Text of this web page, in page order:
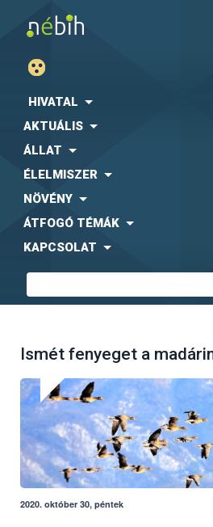
HIVATAL
AKTUÁLIS
ÁLLAT
ÉLELMISZER
NÖVÉNY
ÁTFOGÓ TÉMÁK
KAPCSOLAT
Ismét fenyeget a
2020. október 30, péntek